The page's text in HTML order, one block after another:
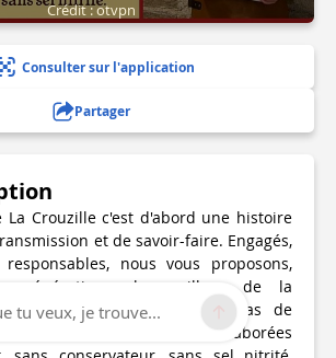
Crédit : otvpn
Consulter sur l'application
Partager
La Crouzille c'est d'abord une histoire
et de savoir-faire. Engagés,
nous vous proposons,
générations, le meilleur de la
avec nos foies gras de
confits et nos recettes élaborées
tu veux, je trouve...